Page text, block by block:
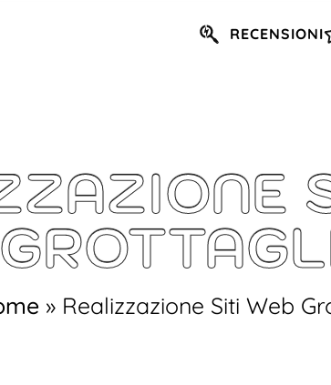
RECENSIONI
» Realizzazione Siti Web